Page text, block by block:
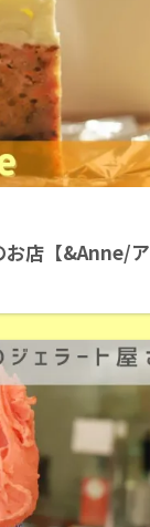
お店【&Anne/ア